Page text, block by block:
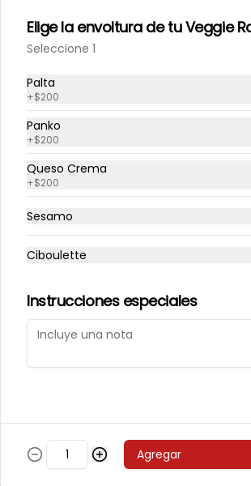
Camote
Apanada
$5.400
244 - Hot
Pimenton
245 - Veggi
Champiñon
Topping De
Elige la envoltura de tu Veggie
Seleccione 1
Palta
+$200
Panko
+$200
Queso Crema
+$200
Sesamo
Ciboulette
Instrucciones especiales
Agregar